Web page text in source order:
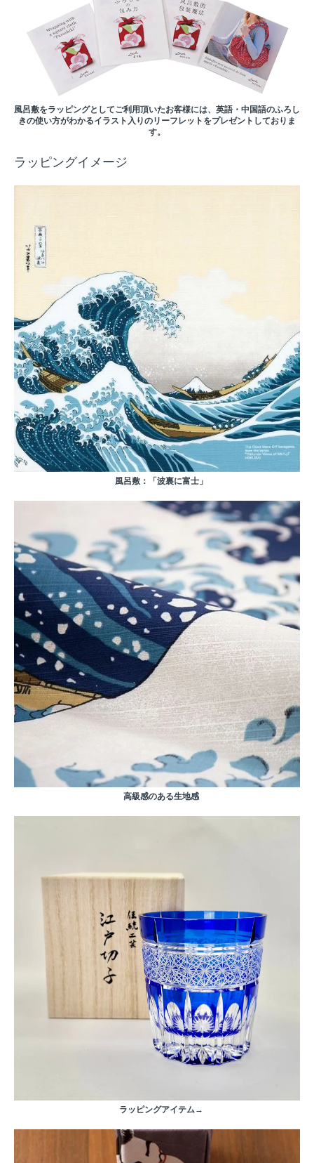
風呂敷をラッピングとしてご利用頂いたお客様には、英語・中国語のふろし
きの使い方がわかるイラスト入りのリーフレットをプレゼントしておりま
す。
ラッピングイメージ
風呂敷：「波裏に富士」
高級感のある生地感
ラッピングアイテム→